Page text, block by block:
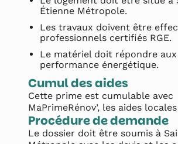
Étienne Métropole.
Les travaux doivent être
professionnels certifiés RGE.
Le matériel doit répondre
performance énergétique.
Cumul des aides
Cette prime est cumulable avec
MaPrimeRénov’, les aides
Procédure de demande
Le dossier doit être soumis à